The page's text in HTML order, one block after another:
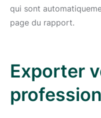
qui sont
page du rapport.
Exporter